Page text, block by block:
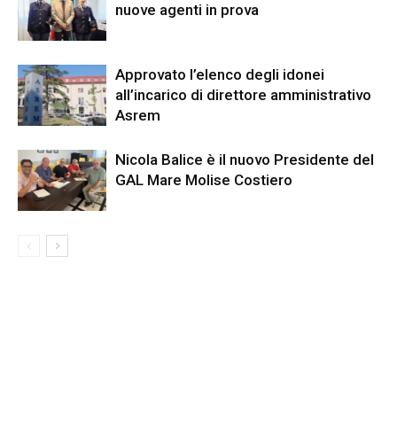
nuove agenti in prova
Approvato l’elenco degli idonei
all’incarico di direttore amministrativo
Asrem
Nicola Balice è il nuovo Presidente del
GAL Mare Molise Costiero